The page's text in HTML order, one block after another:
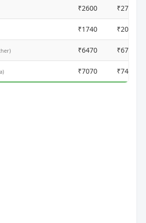
₹2600 ₹2785
₹1740 ₹2040
₹6470 ₹6750
₹7070 ₹7400